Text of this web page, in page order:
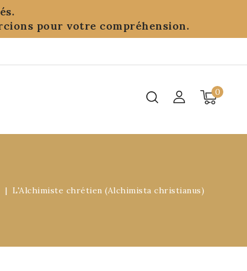
pour votre compréhension.
0
L'Alchimiste chrétien (Alchimista christianus)